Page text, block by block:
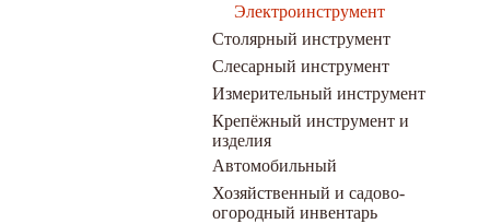
Электроинструмент
Столярный инструмент
Слесарный инструмент
Измерительный инструмент
Крепёжный инструмент и
изделия
Автомобильный
Хозяйственный и садово-
огородный инвентарь